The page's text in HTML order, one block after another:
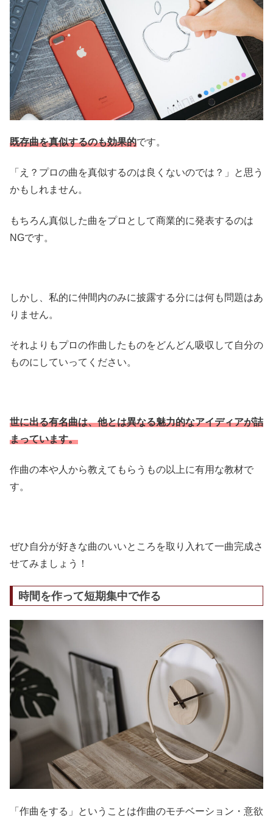
既存曲を真似するのも効果的です。
「え？プロの曲を真似するのは良くないのでは？」と思う
かもしれません。
もちろん真似した曲をプロとして商業的に発表するのは
NGです。
しかし、私的に仲間内のみに披露する分には何も問題はあ
りません。
それよりもプロの作曲したものをどんどん吸収して自分の
ものにしていってください。
世に出る有名曲は、他とは異なる魅力的なアイディアが詰
まっています。
作曲の本や人から教えてもらうもの以上に有用な教材で
す。
ぜひ自分が好きな曲のいいところを取り入れて一曲完成さ
せてみましょう！
時間を作って短期集中で作る
「作曲をする」ということは作曲のモチベーション・意欲